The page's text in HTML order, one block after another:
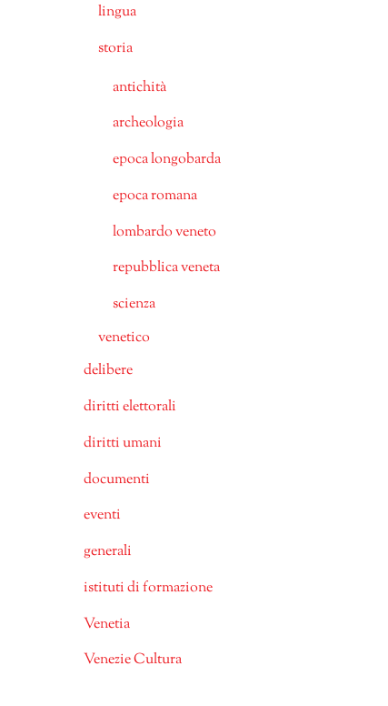
lingua
storia
antichità
archeologia
epoca longobarda
epoca romana
lombardo veneto
repubblica veneta
scienza
venetico
delibere
diritti elettorali
diritti umani
documenti
eventi
generali
istituti di formazione
Venetia
Venezie Cultura